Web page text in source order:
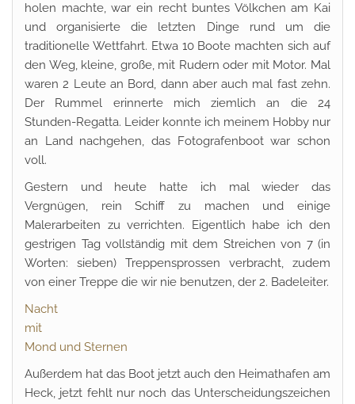
holen machte, war ein recht buntes Völkchen am Kai
und organisierte die letzten Dinge rund um die
traditionelle Wettfahrt. Etwa 10 Boote machten sich auf
den Weg, kleine, große, mit Rudern oder mit Motor. Mal
waren 2 Leute an Bord, dann aber auch mal fast zehn.
Der Rummel erinnerte mich ziemlich an die 24
Stunden-Regatta. Leider konnte ich meinem Hobby nur
an Land nachgehen, das Fotografenboot war schon
voll.
Gestern und heute hatte ich mal wieder das
Vergnügen, rein Schiff zu machen und einige
Malerarbeiten zu verrichten. Eigentlich habe ich den
gestrigen Tag vollständig mit dem Streichen von 7 (in
Worten: sieben) Treppensprossen verbracht, zudem
von einer Treppe die wir nie benutzen, der 2. Badeleiter.
Nacht
mit
Mond und Sternen
Außerdem hat das Boot jetzt auch den Heimathafen am
Heck, jetzt fehlt nur noch das Unterscheidungszeichen